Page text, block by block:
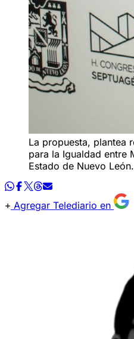
La propuesta, plantea
para la Igualdad entre
Estado de Nuevo
Agregar Telediario en